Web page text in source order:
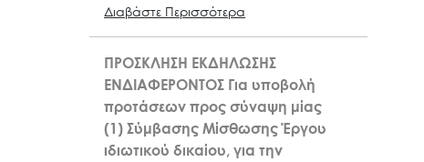
Διαβάστε Περισσότερα
ΠΡΟΣΚΛΗΣΗ ΕΚΔΗΛΩΣΗΣ
ΕΝΔΙΑΦΕΡΟΝΤΟΣ Για υποβολή
προτάσεων προς σύναψη μίας
(1) Σύμβασης Μίσθωσης Έργου
ιδιωτικού δικαίου, για την